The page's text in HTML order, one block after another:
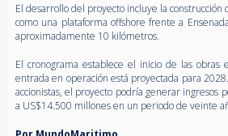
El desarrollo del proyecto incluye la
como una plataforma offshore frente a
aproximadamente 10 kilómetros.
El cronograma establece el inicio de las
entrada en operación está proyectada para
accionistas, el proyecto podría generar ingresos
a US$14.500 millones en un periodo de veinte